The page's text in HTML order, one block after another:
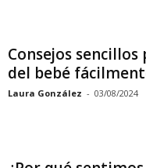
Consejos
del bebé
Laura González - 03/08/2024